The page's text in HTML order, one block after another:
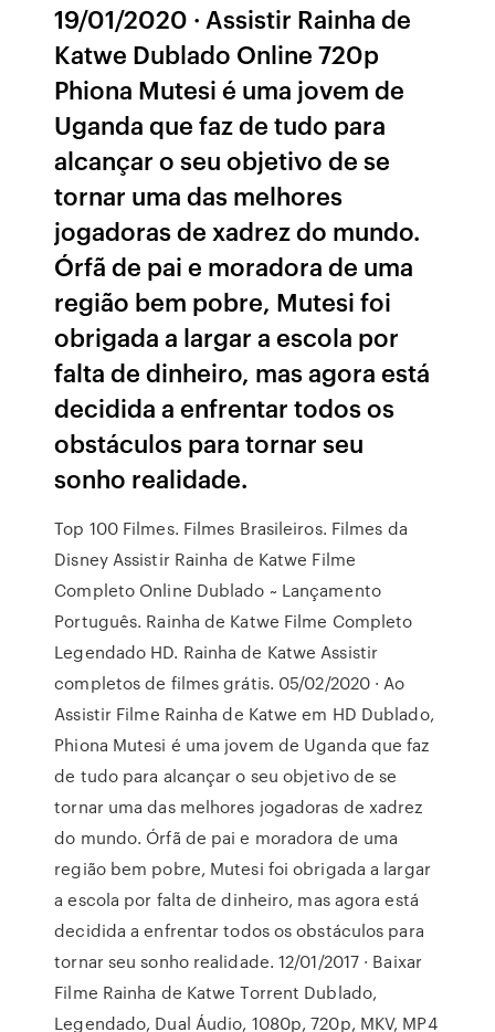
19/01/2020 · Assistir Rainha de
Katwe Dublado Online 720p
Phiona Mutesi é uma jovem de
Uganda que faz de tudo para
alcançar o seu objetivo de se
tornar uma das melhores
jogadoras de xadrez do mundo.
Órfã de pai e moradora de uma
região bem pobre, Mutesi foi
obrigada a largar a escola por
falta de dinheiro, mas agora está
decidida a enfrentar todos os
obstáculos para tornar seu
sonho realidade.
Top 100 Filmes. Filmes Brasileiros. Filmes da
Disney Assistir Rainha de Katwe Filme
Completo Online Dublado ~ Lançamento
Português. Rainha de Katwe Filme Completo
Legendado HD. Rainha de Katwe Assistir
completos de filmes grátis. 05/02/2020 · Ao
Assistir Filme Rainha de Katwe em HD Dublado,
Phiona Mutesi é uma jovem de Uganda que faz
de tudo para alcançar o seu objetivo de se
tornar uma das melhores jogadoras de xadrez
do mundo. Órfã de pai e moradora de uma
região bem pobre, Mutesi foi obrigada a largar
a escola por falta de dinheiro, mas agora está
decidida a enfrentar todos os obstáculos para
tornar seu sonho realidade. 12/01/2017 · Baixar
Filme Rainha de Katwe Torrent Dublado,
Legendado, Dual Áudio, 1080p, 720p, MKV, MP4